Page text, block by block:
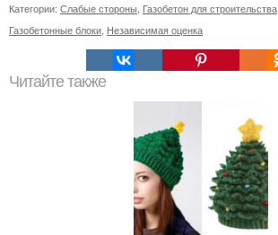
Категории: Слабые стороны Газобетон для строительства
Газобетонные блоки Независимая оценка
Читайте также